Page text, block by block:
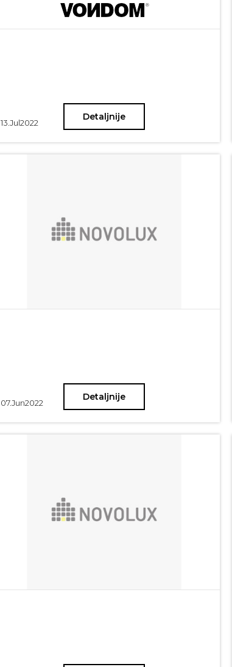
već je promenila i način na koji ih ukrašavamo. Mnogi
ljudi preskaču tradicionalni crveni i zeleni dekor radi
razigranih, netradicionalnih akcenta. Drugi prihvataju
13. Jul2022
Detaljnije
07.Jun2022
Detaljnije